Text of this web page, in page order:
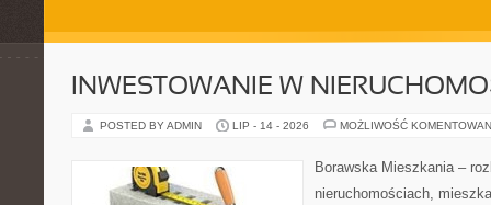
INWESTOWANIE W
POSTED BY ADMIN LIP - 14 - 2026 MOŻLIWOŚĆ
Borawska Mieszkania –
nieruchomościach,